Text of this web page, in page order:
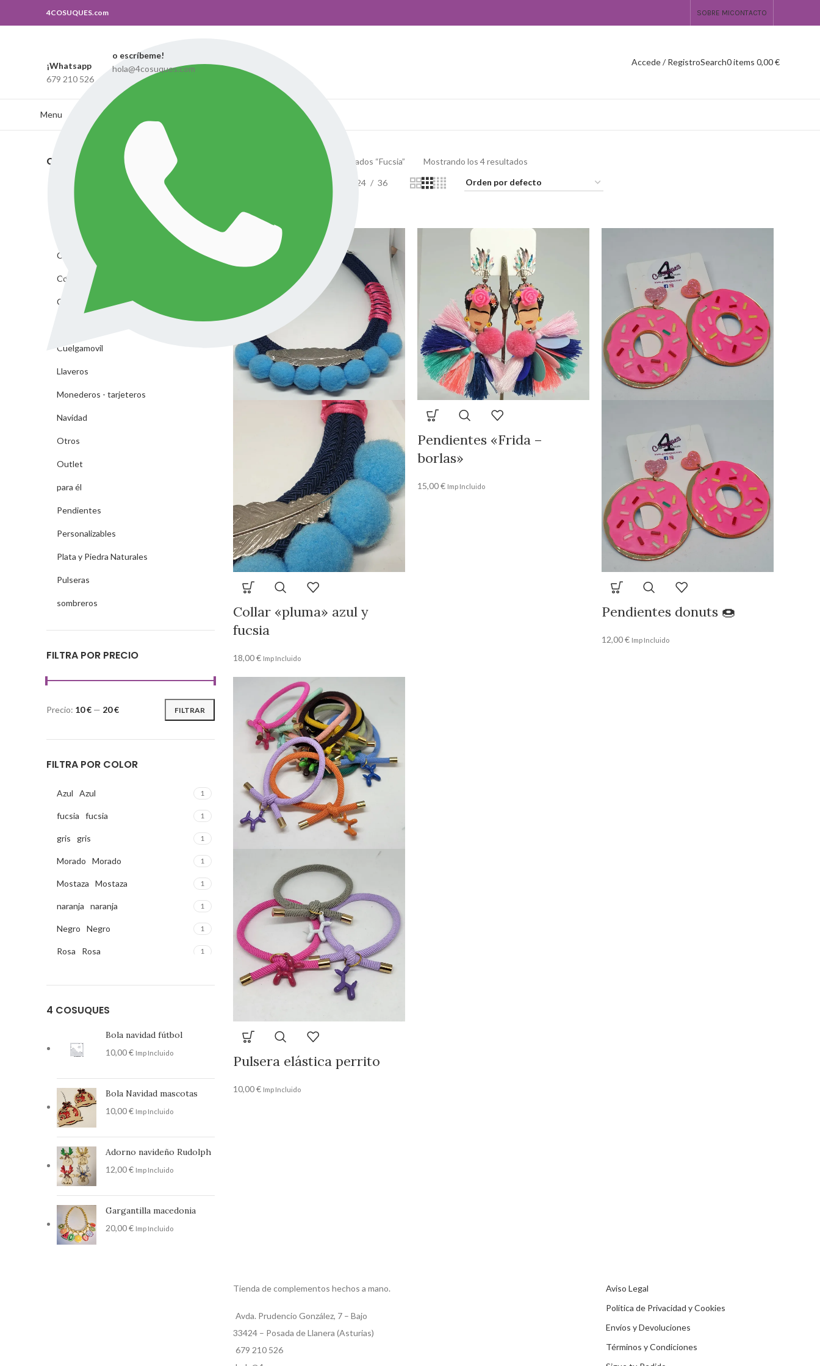
4COSUQUES.com SOBRE MICONTACTO
¡Whatsapp
679 210 526
o escríbeme!
hola@4cosuques.com
Accede / RegistroSearch0items 0,00€
Menu
CATEGORIAS
Anillos
Bolso-cartera
Bolsos
Collares
Complementos Fiesta
Cuelga Gafas/Mascarillas
Cuelgamovil
Llaveros
Monederos - tarjeteros
Navidad
Otros
Outlet
para él
Pendientes
Personalizables
Plata y Piedra Naturales
Pulseras
sombreros
FILTRA POR PRECIO
FILTRAR
Precio: 10 € — 20 €
FILTRA POR COLOR
Azul Azul 1
fucsia fucsia 1
gris gris 1
Morado Morado 1
Mostaza Mostaza 1
naranja naranja 1
Negro Negro 1
Rosa Rosa 1
4 COSUQUES
Bola navidad fútbol
10,00€ Imp Incluido
Bola Navidad mascotas
10,00€ Imp Incluido
Adorno navideño Rudolph
12,00€ Imp Incluido
Gargantilla macedonia
20,00€ Imp Incluido
Productos etiquetados “Fucsia” Mostrando los 4 resultados
Ver 24 36
Collar «pluma» azul y
fucsia
18,00€ Imp Incluido
Pendientes «Frida –
borlas»
15,00€ Imp Incluido
Pendientes donuts 🍩
12,00€ Imp Incluido
Pulsera elástica perrito
10,00€ Imp Incluido
Tienda de complementos hechos a mano.
Avda. Prudencio González, 7 – Bajo
33424 – Posada de Llanera (Asturias)
679 210 526
Aviso Legal
Política de Privacidad y Cookies
Envíos y Devoluciones
Términos y Condiciones
Escribe lo que buscas, y si no lo encuentras puedes contactar con nosotros!